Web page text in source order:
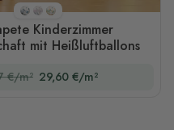
Stil 1Stil 2Stil 3
Kinderzimmer
mit Heißluftballons
€/m² 29,60 €/m²